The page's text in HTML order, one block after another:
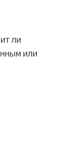
ли
или